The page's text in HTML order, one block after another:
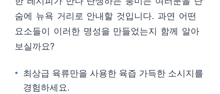
숨에 뉴욕 거리로 안내할 것입니다. 과연 어떤
요소들이 이러한 명성을 만들었는지 함께 알아
보실까요?
최상급 육류만을 사용한 육즙 가득한 소시지를
경험하세요.